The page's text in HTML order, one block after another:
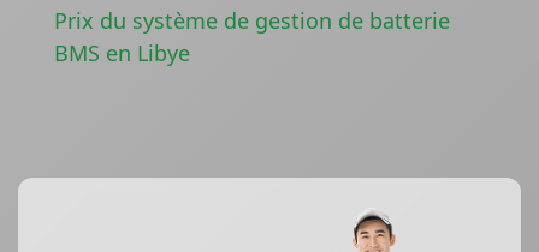
Prix du système de gestion de batterie
BMS en Libye